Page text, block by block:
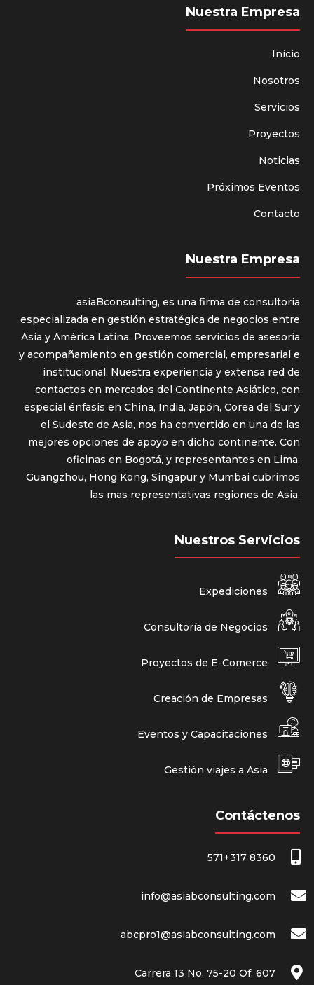
Nuestra Empresa
Inicio
Nosotros
Servicios
Proyectos
Noticias
Próximos Eventos
Contacto
Nuestra Empresa
asiaBconsulting, es una firma de consultoría
especializada en gestión estratégica de negocios entre
Asia y América Latina. Proveemos servicios de asesoría
y acompañamiento en gestión comercial, empresarial e
institucional. Nuestra experiencia y extensa red de
contactos en mercados del Continente Asiático, con
especial énfasis en China, India, Japón, Corea del Sur y
el Sudeste de Asia, nos ha convertido en una de las
mejores opciones de apoyo en dicho continente. Con
oficinas en Bogotá, y representantes en Lima,
Guangzhou, Hong Kong, Singapur y Mumbai cubrimos
las mas representativas regiones de Asia.
Nuestros Servicios
Expediciones
Consultoría de Negocios
Proyectos de E-Comerce
Creación de Empresas
Eventos y Capacitaciones
Gestión viajes a Asia
Contáctenos
571+317 8360
info@asiabconsulting.com
abcpro1@asiabconsulting.com
Carrera 13 No. 75-20 Of. 607